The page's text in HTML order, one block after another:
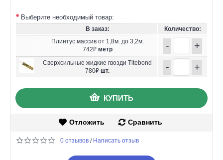
Выберите необходимый товар:
В заказ:
Количество:
Плинтус массив от 1,8м. до 3,2м.
742₽ метр - +
Сверхсильные жидкие гвозди Titebond
780₽ шт. - +
КУПИТЬ
Отложить Сравнить
0 отзывов / Написать отзыв